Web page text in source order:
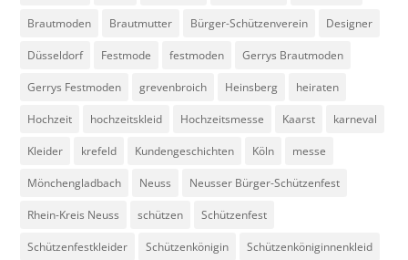
Brautmoden Brautmutter Bürger-Schützenverein Designer
Düsseldorf Festmode festmoden Gerrys Brautmoden
Gerrys Festmoden grevenbroich Heinsberg heiraten
Hochzeit hochzeitskleid Hochzeitsmesse Kaarst karneval
Kleider krefeld Kundengeschichten Köln messe
Mönchengladbach Neuss Neusser Bürger-Schützenfest
Rhein-Kreis Neuss schützen Schützenfest
Schützenfestkleider Schützenkönigin Schützenköniginnenkleid